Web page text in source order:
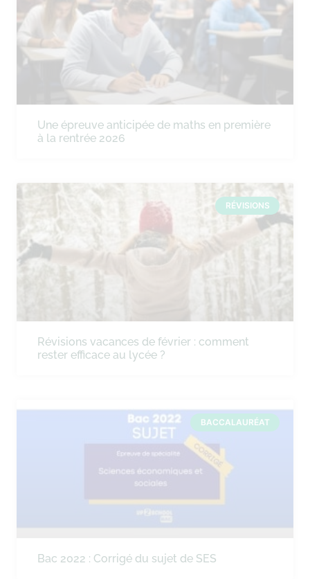
Une épreuve anticipée de maths en première
à la rentrée 2026
RÉVISIONS
Révisions vacances de février : comment
rester efficace au lycée ?
BACCALAURÉAT
Bac 2022 : Corrigé du sujet de SES